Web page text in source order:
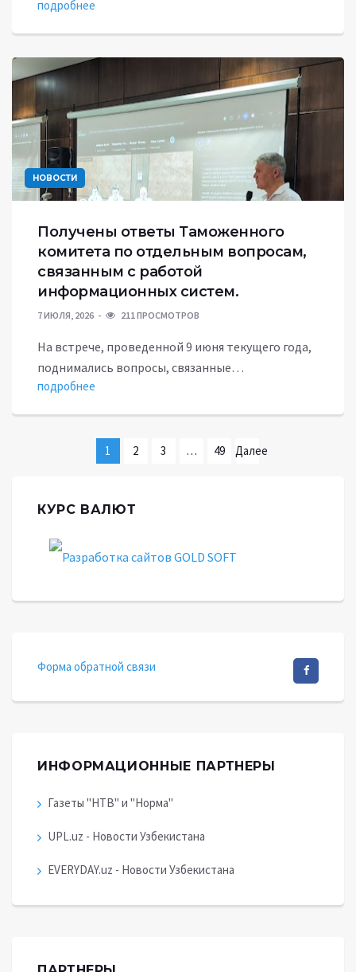
подробнее
НОВОСТИ
Получены ответы Таможенного
комитета по отдельным вопросам,
связанным с работой
информационных систем.
7 ИЮЛЯ, 2026 211 ПРОСМОТРОВ
На встрече, проведенной 9 июня текущего года,
поднимались вопросы, связанные…
подробнее
1 2 3 … 49
Далее
КУРС ВАЛЮТ
Форма обратной связи
ИНФОРМАЦИОННЫЕ ПАРТНЕРЫ
Газеты "НТВ" и "Норма"
UPL.uz - Новости Узбекистана
EVERYDAY.uz - Новости Узбекистана